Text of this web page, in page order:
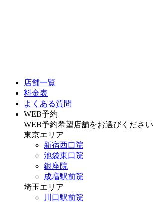
店舗一覧
料金表
よくある質問
WEB予約
WEB予約希望店舗をお選びください
東京エリア
新宿西口院
池袋東口院
銀座院
成増駅前院
埼玉エリア
川口駅前院